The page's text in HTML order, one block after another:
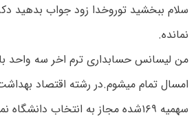
سلام ببخشید توروخدا زود جواب بدهید
نمانده.
من لیسانس حسابداری ترم اخر سه واحد
امسال تمام میشوم.در رشته اقتصاد
سهمیه ۱۶۹شده مجاز به انتخاب